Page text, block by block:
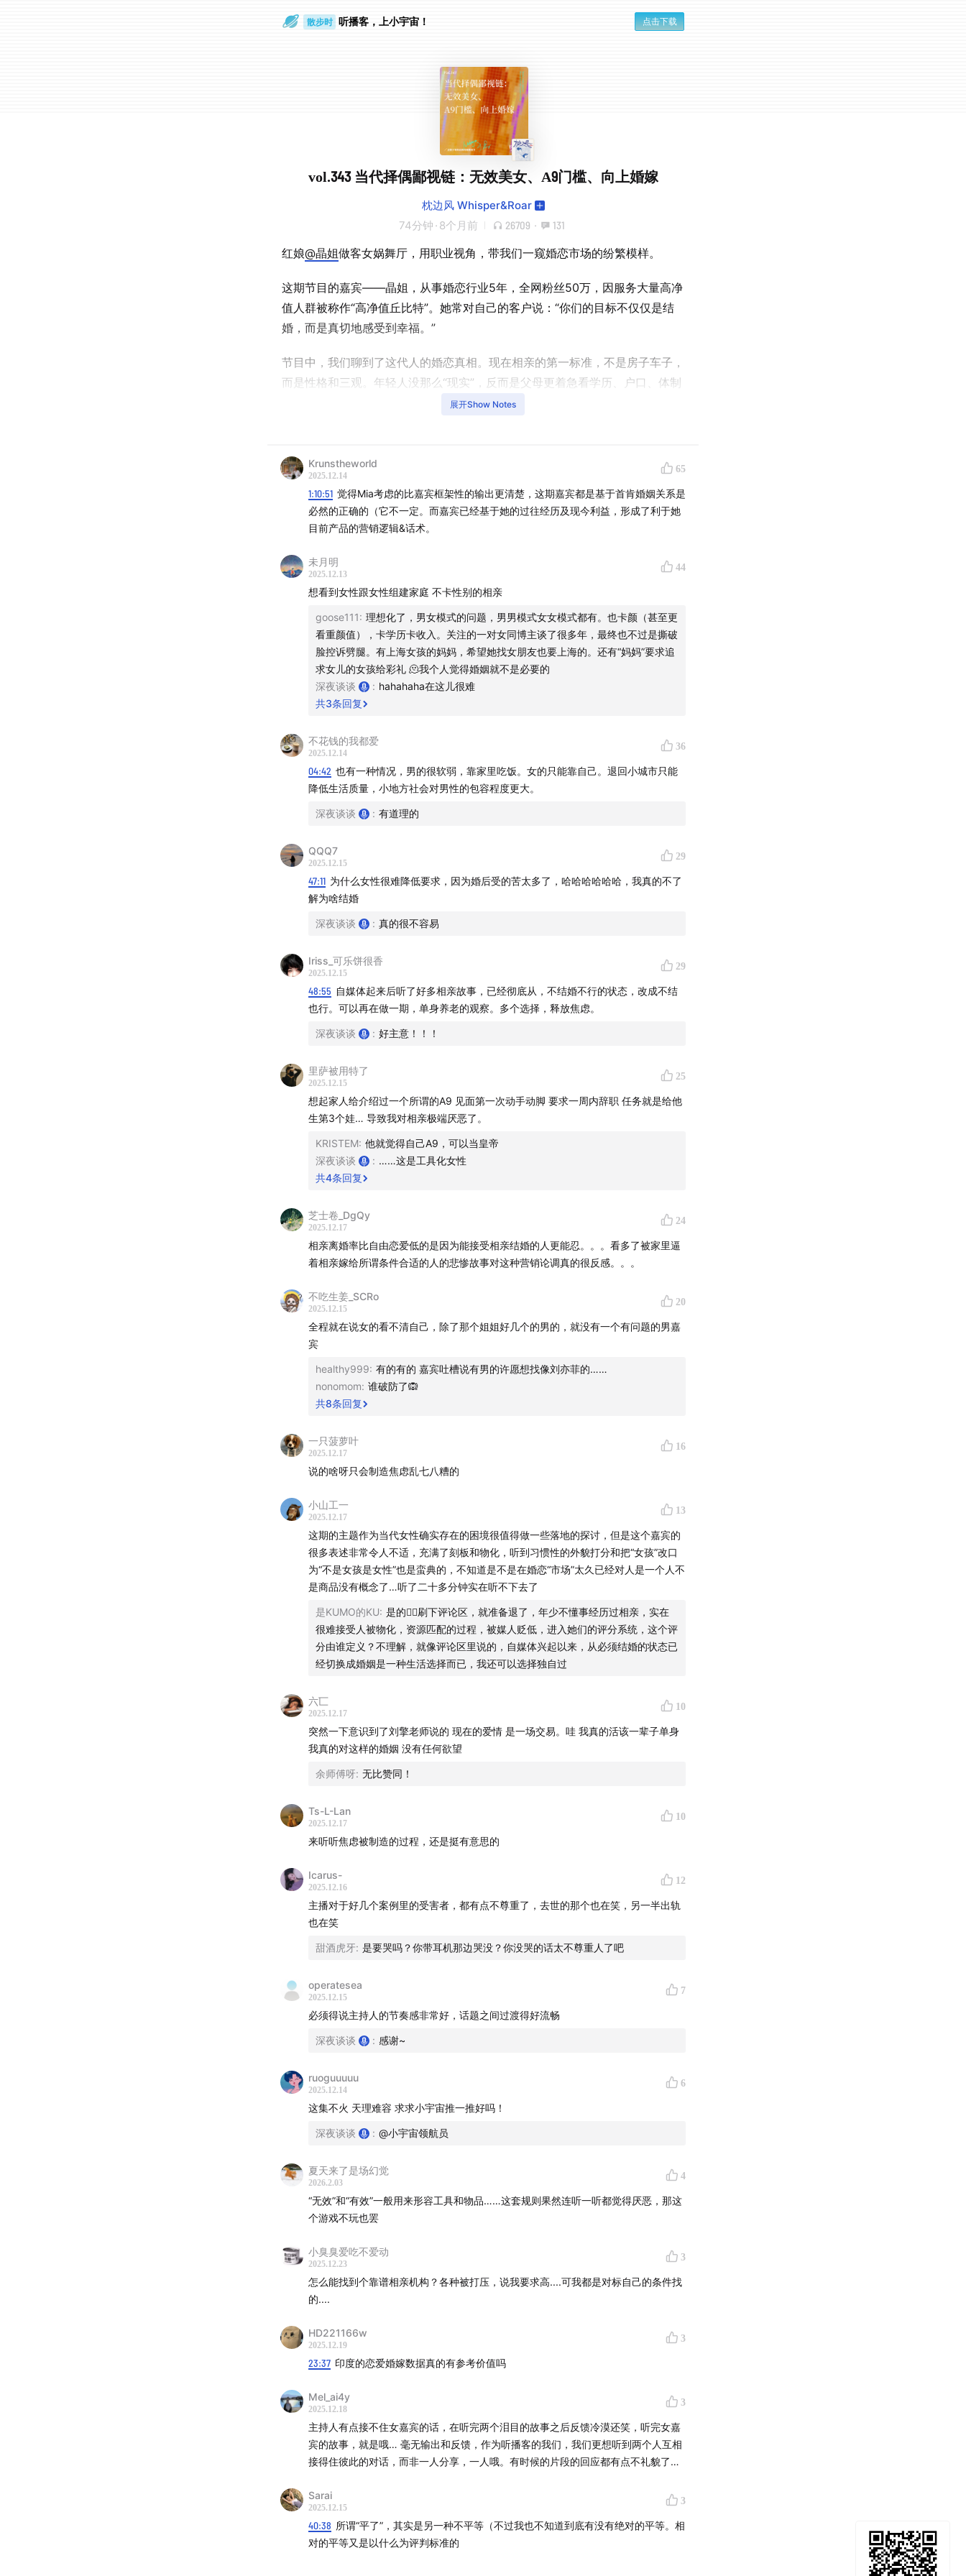
通勤路上 听播客，上小宇宙！ 点击下载
vol.343 当代择偶鄙视链：无效美女、A9门槛、向上婚嫁
枕边风 Whisper&Roar
74分钟 · 8个月前 26709 · 131
红娘@晶姐做客女娲舞厅，用职业视角，带我们一窥婚恋市场的纷繁模样。
这期节目的嘉宾——晶姐，从事婚恋行业5年，全网粉丝50万，因服务大量高净
值人群被称作“高净值丘比特”。她常对自己的客户说：“你们的目标不仅仅是结
婚，而是真切地感受到幸福。”
节目中，我们聊到了这代人的婚恋真相。现在相亲的第一标准，不是房子车子，
而是性格和三观。年轻人没那么“现实”，反而是父母更着急看学历、户口、体制
内身份。一线城市里，优质女性扎堆，优质男性稀缺，比例一度达到
晶姐讲了个扎心概念：“有效美女”和“无效美女”。前者名校毕业，家庭有经济实
力或资源；后者仅有美貌，却无背景支撑，在高端婚恋市场只能寸步难行。
miya感慨到：“单出一张颜值牌，赢不了这局。”
当然，爱，才是最有力的武器。晶姐的一个客户，一位42岁的德企高管，抗癌
期间仍被相亲对象坚定陪伴。这让拥有专业匹配技能的晶姐也明白到，再理性的
匹配，也抵不过真挚的感情。此外，晶姐还面对过宣称追求者都是厅长级别，反
复拉黑A9男的女客户的抱怨。
晶姐自己也曾闪婚、为前夫担债、孕期独自还债。正因走过坑，她才坚持帮别人
筛选好的婚恋对象。婚前查征信、看原生家庭、验资产，这些不是势利，是对自
己负责。如果你也在爱与现实之争感兴趣，欢迎收听本期节目～～
--时间戳--
01:38 相亲人群画像
美貌这张牌，不能单出
六边形匹配法则
令人落泪的真爱案例
53:08 经历过遇人不淑的婚姻，才想为别人做筛选
01:00:51不婚趋势下，红娘还有生意吗？
--加听友群--
加深夜谈谈子微信（微信号: SYTT-midnightalks）并回复：枕边风听众群，即
可进群。
--本期团队--
嘉宾 / 晶姐
后期 / 昊宇
制作人 / yiwen
视觉设计 / 小王
深夜谈谈播客网络旗下播客：大内密谈、枕边风、空岛、
-你还可以在这里找到我们：
小红书：@miya、 @深夜谈谈
微博：@枕边风theuglytruth
微信公众号：枕边风theuglytruth
商务合作邮箱：biz@midnightalks.com
展开Show Notes
Krunstheworld
2025.12.14
65
1:10:51 觉得Mia考虑的比嘉宾框架性的输出更清楚，这期嘉宾都是基于首肯婚姻关系是
必然的正确的（它不一定。而嘉宾已经基于她的过往经历及现今利益，形成了利于她
目前产品的营销逻辑&话术。
未月明
2025.12.13
44
想看到女性跟女性组建家庭 不卡性别的相亲
goose111: 理想化了，男女模式的问题，男男模式女女模式都有。也卡颜（甚至更
看重颜值），卡学历卡收入。关注的一对女同博主谈了很多年，最终也不过是撕破
脸控诉劈腿。有上海女孩的妈妈，希望她找女朋友也要上海的。还有“妈妈”要求追
求女儿的女孩给彩礼 🫠我个人觉得婚姻就不是必要的
深夜谈谈
: hahahaha在这儿很难
共3条回复
不花钱的我都爱
2025.12.14
36
04:42 也有一种情况，男的很软弱，靠家里吃饭。女的只能靠自己。退回小城市只能
降低生活质量，小地方社会对男性的包容程度更大。
深夜谈谈 : 有道理的
QQQ7
2025.12.15
29
47:11 为什么女性很难降低要求，因为婚后受的苦太多了，哈哈哈哈哈哈，我真的不了
解为啥结婚
深夜谈谈 : 真的很不容易
Iriss_可乐饼很香
2025.12.15
29
48:55 自媒体起来后听了好多相亲故事，已经彻底从，不结婚不行的状态，改成不结
也行。可以再在做一期，单身养老的观察。多个选择，释放焦虑。
深夜谈谈 : 好主意！！！
里萨被用特了
2025.12.15
25
想起家人给介绍过一个所谓的A9 见面第一次动手动脚 要求一周内辞职 任务就是给他
生第3个娃… 导致我对相亲极端厌恶了。
KRISTEM: 他就觉得自己A9，可以当皇帝
深夜谈谈
: ……这是工具化女性
共4条回复
芝士卷_DgQy
2025.12.17
24
相亲离婚率比自由恋爱低的是因为能接受相亲结婚的人更能忍。。。看多了被家里逼
着相亲嫁给所谓条件合适的人的悲惨故事对这种营销论调真的很反感。。。
不吃生姜_SCRo
2025.12.15
20
全程就在说女的看不清自己，除了那个姐姐好几个的男的，就没有一个有问题的男嘉
宾
healthy999: 有的有的 嘉宾吐槽说有男的许愿想找像刘亦菲的……
nonomom: 谁破防了🙉
共8条回复
一只菠萝叶
2025.12.17
16
说的啥呀只会制造焦虑乱七八糟的
小山工一
2025.12.17
13
这期的主题作为当代女性确实存在的困境很值得做一些落地的探讨，但是这个嘉宾的
很多表述非常令人不适，充满了刻板和物化，听到习惯性的外貌打分和把“女孩”改口
为“不是女孩是女性”也是蛮典的，不知道是不是在婚恋“市场”太久已经对人是一个人不
是商品没有概念了…听了二十多分钟实在听不下去了
是KUMO的KU: 是的🙂‍↕️刷下评论区，就准备退了，年少不懂事经历过相亲，实在
很难接受人被物化，资源匹配的过程，被媒人贬低，进入她们的评分系统，这个评
分由谁定义？不理解，就像评论区里说的，自媒体兴起以来，从必须结婚的状态已
经切换成婚姻是一种生活选择而已，我还可以选择独自过
六匸
2025.12.17
10
突然一下意识到了刘擎老师说的 现在的爱情 是一场交易。哇 我真的活该一辈子单身
我真的对这样的婚姻 没有任何欲望
余师傅呀: 无比赞同！
Ts-L-Lan
2025.12.17
10
来听听焦虑被制造的过程，还是挺有意思的
Icarus-
2025.12.16
12
主播对于好几个案例里的受害者，都有点不尊重了，去世的那个也在笑，另一半出轨
也在笑
甜酒虎牙: 是要哭吗？你带耳机那边哭没？你没哭的话太不尊重人了吧
operatesea
2025.12.15
7
必须得说主持人的节奏感非常好，话题之间过渡得好流畅
深夜谈谈 : 感谢~
ruoguuuuu
2025.12.14
6
这集不火 天理难容 求求小宇宙推一推好吗！
深夜谈谈 : @小宇宙领航员
夏天来了是场幻觉
2026.2.03
4
“无效”和“有效”一般用来形容工具和物品……这套规则果然连听一听都觉得厌恶，那这
个游戏不玩也罢
小臭臭爱吃不爱动
2025.12.23
3
怎么能找到个靠谱相亲机构？各种被打压，说我要求高....可我都是对标自己的条件找
的....
HD221166w
2025.12.19
3
23:37 印度的恋爱婚嫁数据真的有参考价值吗
Mel_ai4y
2025.12.18
3
主持人有点接不住女嘉宾的话，在听完两个泪目的故事之后反馈冷漠还笑，听完女嘉
宾的故事，就是哦… 毫无输出和反馈，作为听播客的我们，我们更想听到两个人互相
接得住彼此的对话，而非一人分享，一人哦。有时候的片段的回应都有点不礼貌了…
Sarai
2025.12.15
3
40:38 所谓“平了”，其实是另一种不平等（不过我也不知道到底有没有绝对的平等。相
对的平等又是以什么为评判标准的